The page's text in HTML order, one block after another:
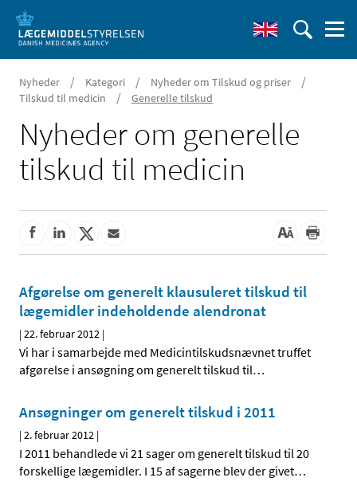
Nyheder / Kategori / Nyheder om Tilskud og priser /
Tilskud til medicin / Generelle tilskud
Nyheder om generelle
tilskud til medicin
Afgørelse om generelt klausuleret tilskud til
lægemidler indeholdende alendronat
|22. februar 2012 |
Vi har i samarbejde med Medicintilskudsnævnet truffet
afgørelse i ansøgning om generelt tilskud til…
Ansøgninger om generelt tilskud i 2011
|2. februar 2012 |
I 2011 behandlede vi 21 sager om generelt tilskud til 20
forskellige lægemidler. I 15 af sagerne blev der givet…